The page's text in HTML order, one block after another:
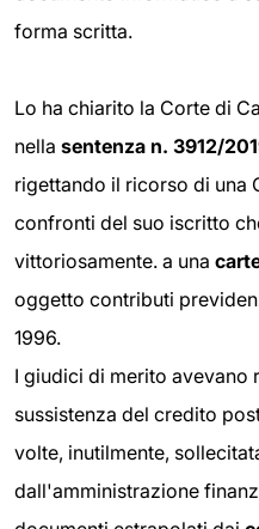
forma scritta.
Lo ha chiarito la Corte di
nella sentenza n. 3912/
rigettando il ricorso di una
confronti del suo iscritto
vittoriosamente. a una
oggetto contributi
1996.
I giudici di merito avevano
sussistenza del credito
volte, inutilmente,
dall'amministrazione